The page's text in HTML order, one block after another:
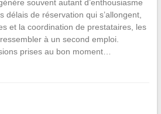
souvent autant d’enthousiasme
délais de réservation qui s’allongent,
et la coordination de prestataires, les
à un second emploi.
prises au bon moment…